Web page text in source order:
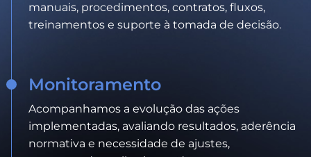
manuais, procedimentos, contratos, fluxos,
treinamentos e suporte à tomada de decisão.
Monitoramento
Acompanhamos a evolução das ações
implementadas, avaliando resultados, aderência
normativa e necessidade de ajustes,